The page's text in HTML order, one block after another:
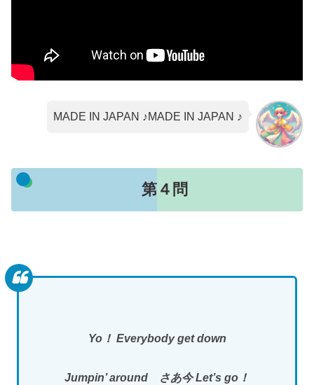
MADE IN JAPAN ♪MADE IN JAPAN ♪
第４問
Yo！ Everybody get down
Jumpin’ around さあ今 Let’s go！